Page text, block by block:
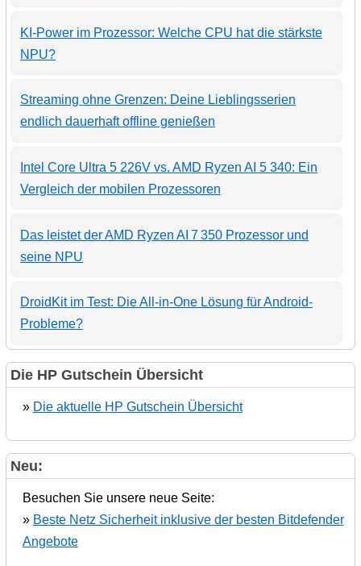
KI-Power im Prozessor: Welche CPU hat die stärkste
NPU?
Streaming ohne Grenzen: Deine Lieblingsserien
endlich dauerhaft offline genießen
Intel Core Ultra 5 226V vs. AMD Ryzen AI 5 340: Ein
Vergleich der mobilen Prozessoren
Das leistet der AMD Ryzen AI 7 350 Prozessor und
seine NPU
DroidKit im Test: Die All-in-One Lösung für Android-
Probleme?
Die HP Gutschein Übersicht
» Die aktuelle HP Gutschein Übersicht
Neu:
Besuchen Sie unsere neue Seite:
» Beste Netz Sicherheit inklusive der besten Bitdefender
Angebote